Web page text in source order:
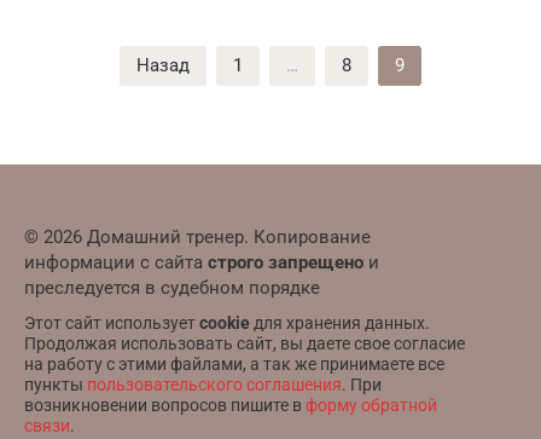
Назад 1 … 8 9
© 2026 Домашний тренер. Копирование
информации с сайта строго запрещено и
преследуется в судебном порядке
Этот сайт используетcookie для хранения данных.
Продолжая использовать сайт, вы даете свое согласие
на работу с этими файлами, а так же принимаете все
пункты пользовательского соглашения. При
возникновении вопросов пишите вформу обратной
связи.